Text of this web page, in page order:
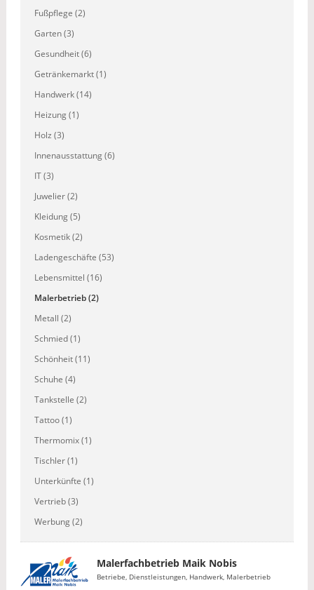
Fußpflege (2)
Garten (3)
Gesundheit (6)
Getränkemarkt (1)
Handwerk (14)
Heizung (1)
Holz (3)
Innenausstattung (6)
IT (3)
Juwelier (2)
Kleidung (5)
Kosmetik (2)
Ladengeschäfte (53)
Lebensmittel (16)
Malerbetrieb (2)
Metall (2)
Schmied (1)
Schönheit (11)
Schuhe (4)
Tankstelle (2)
Tattoo (1)
Thermomix (1)
Tischler (1)
Unterkünfte (1)
Vertrieb (3)
Werbung (2)
Malerfachbetrieb Maik Nobis
Betriebe, Dienstleistungen, Handwerk, Malerbetrieb